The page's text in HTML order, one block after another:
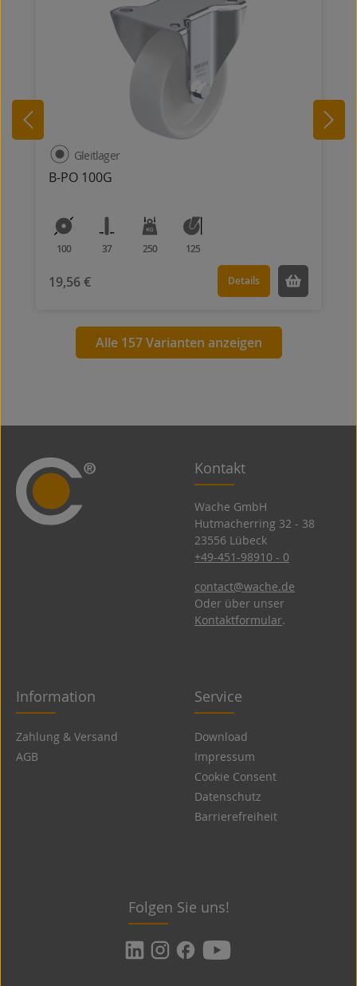
B-PO 100G
Gleitlager
100 37 250 125
19,56 € Details
Alle 157 Varianten anzeigen
Kontakt
Wache GmbH
Hutmacherring 32 ­- 38
23556 Lübeck
+49-451-98910 - 0
contact@wache.de
Oder über unser
Kontaktformular.
Information
Zahlung & Versand
AGB
Service
Download
Impressum
Cookie Consent
Datenschutz
Barrierefreiheit
Folgen Sie uns!